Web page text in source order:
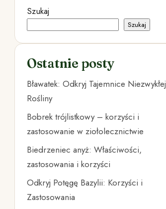
Szukaj
Szukaj
Ostatnie posty
Bławatek: Odkryj Tajemnice Niezwykłej
Rośliny
Bobrek trójlistkowy – korzyści i
zastosowanie w ziołolecznictwie
Biedrzeniec anyż: Właściwości,
zastosowania i korzyści
Odkryj Potęgę Bazylii: Korzyści i
Zastosowania